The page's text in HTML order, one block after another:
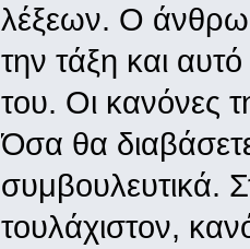
λέξεων. Ο
την τάξη και
του. Οι κανόνες
Όσα θα
συμβουλευτικά.
τουλάχιστον,